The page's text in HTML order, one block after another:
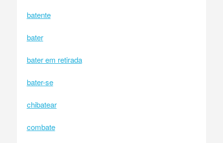
batente
bater
bater em retirada
bater-se
chibatear
combate